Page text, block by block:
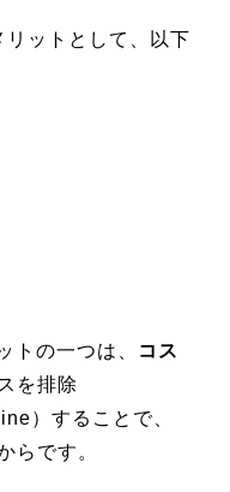
ットとして、以下
トの一つは、
コス
を排除
）することで、
らです。